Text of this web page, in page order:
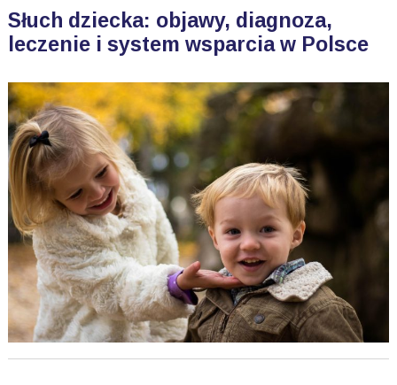
Słuch dziecka: objawy, diagnoza,
leczenie i system wsparcia w Polsce